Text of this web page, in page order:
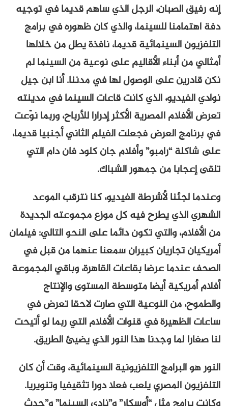
إنه رفيق الصبان، الرجل الذي ساهم قديما في توجيه
دفة اهتمامنا للسينما، والذي كان ظهوره في برامج
التلفزيون السينمائية قديما، نافذة يطل من خلالها
أمثالي من أبناء الأقاليم على نوعية من السينما لم
نكن قادرين على الوصول لها في مدننا. أنا ابن جيل
نوادي الفيديو، الذي كانت قاعات السينما في مدينته
تعرض الأفلام المصرية الأكثر إدرارا للأرباح، وربما نوّعت
في برنامج العرض فجعلت الفيلم الثاني أجنبيا قديما،
على شاكلة “رامبو” وأفلام جان كلود فان دام التي
تلقى إعجابا من جمهور الشباك.
وعندما لجئنا لأشرطة الفيديو، كنا نترقب الموعد
الشهري الذي يطرح فيه كل موزع مجموعته الجديدة
من الأفلام، والتي تكون دائما على النحو التالي: فيلمان
أمريكيان تجاريان كبيران سمعنا عنهما من قبل في
الصحف عندما عرضا بقاعات القاهرة، وباقي المجموعة
أفلام أمريكية أيضا متوسطة المستوى والإنتاج
والطموح، من النوعية التي صارت لاحقا تعرض في
ساعات الظهيرة في قنوات الأفلام التي ربما لو أتيحت
لنا صغارا لما وجدنا هذا النور الذي يضيئ الطريق.
النور هو البرامج التلفزيونية السينمائية، وقت أن كان
التلفزيون المصري يلعب فعلا دورا تثقيفيا وتنويريا.